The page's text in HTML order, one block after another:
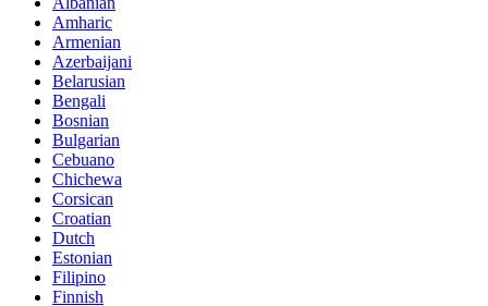
Amharic
Armenian
Azerbaijani
Belarusian
Bengali
Bosnian
Bulgarian
Cebuano
Chichewa
Corsican
Croatian
Dutch
Estonian
Filipino
Finnish